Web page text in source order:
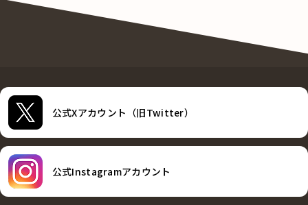
公式Xアカウント（旧Twitter）
公式Instagramアカウント